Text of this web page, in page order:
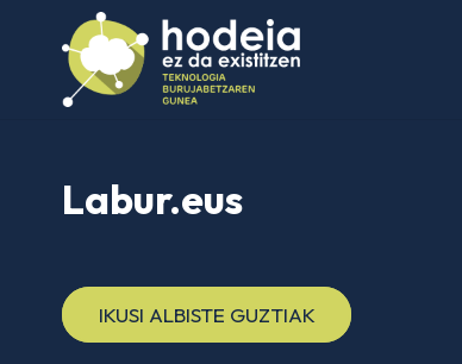
Labur.eus
IKUSI ALBISTE GUZTIAK